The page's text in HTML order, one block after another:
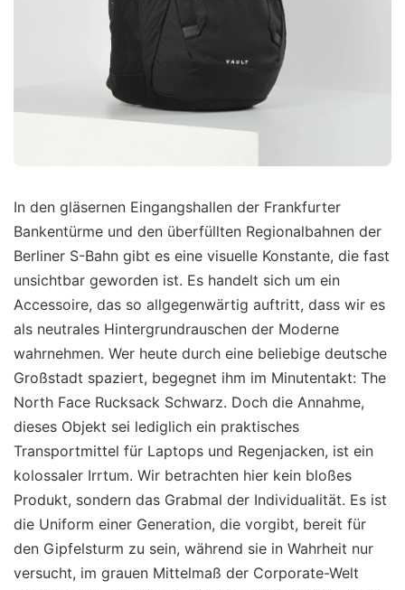
In den gläsernen Eingangshallen der Frankfurter
Bankentürme und den überfüllten Regionalbahnen der
Berliner S-Bahn gibt es eine visuelle Konstante, die fast
unsichtbar geworden ist. Es handelt sich um ein
Accessoire, das so allgegenwärtig auftritt, dass wir es
als neutrales Hintergrundrauschen der Moderne
wahrnehmen. Wer heute durch eine beliebige deutsche
Großstadt spaziert, begegnet ihm im Minutentakt: The
North Face Rucksack Schwarz. Doch die Annahme,
dieses Objekt sei lediglich ein praktisches
Transportmittel für Laptops und Regenjacken, ist ein
kolossaler Irrtum. Wir betrachten hier kein bloßes
Produkt, sondern das Grabmal der Individualität. Es ist
die Uniform einer Generation, die vorgibt, bereit für
den Gipfelsturm zu sein, während sie in Wahrheit nur
versucht, im grauen Mittelmaß der Corporate-Welt